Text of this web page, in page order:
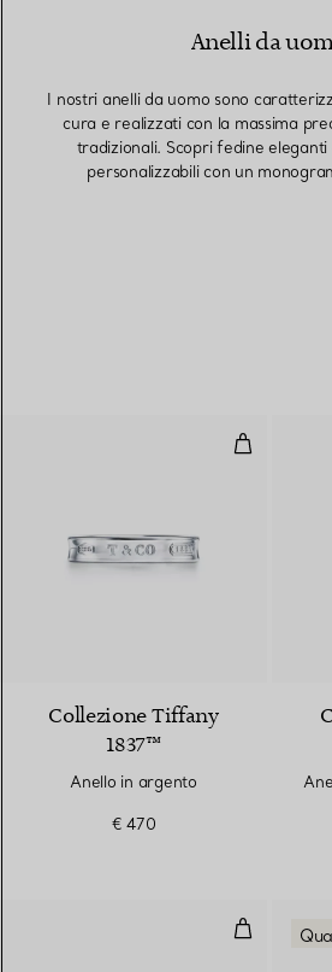
Anelli da
I nostri anelli da uomo sono
cura e realizzati con la massima
tradizionali. Scopri fedine eleganti
personalizzabili con un
Anello in
Collezione Tiffany
1837™
Anello in argento
€ 470
Anello in